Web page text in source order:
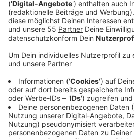
Veröffentlicht:Samstag,
Anzeige
3G-Regel für Einreise
Anzeige
Weil die Zahlen in Deutschland,